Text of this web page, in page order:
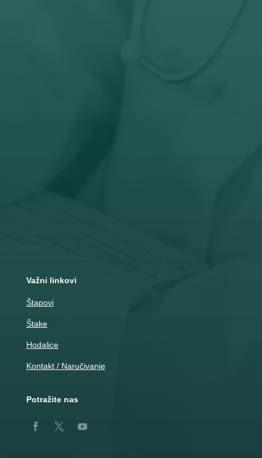
Važni linkovi
Štapovi
Štake
Hodalice
Kontakt / Naručivanje
Potražite nas